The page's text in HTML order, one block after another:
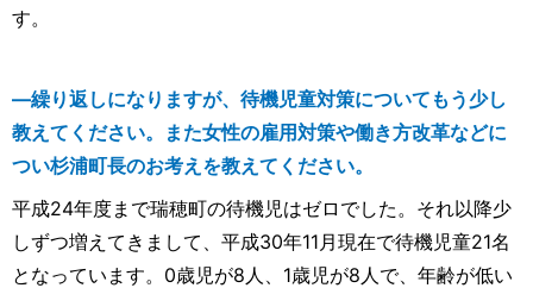
す。
―繰り返しになりますが、待機児童対策についてもう少し
教えてください。また女性の雇用対策や働き方改革などに
つい杉浦町長のお考えを教えてください。
平成24年度まで瑞穂町の待機児はゼロでした。それ以降少
しずつ増えてきまして、平成30年11月現在で待機児童21名
となっています。0歳児が8人、1歳児が8人で、年齢が低い